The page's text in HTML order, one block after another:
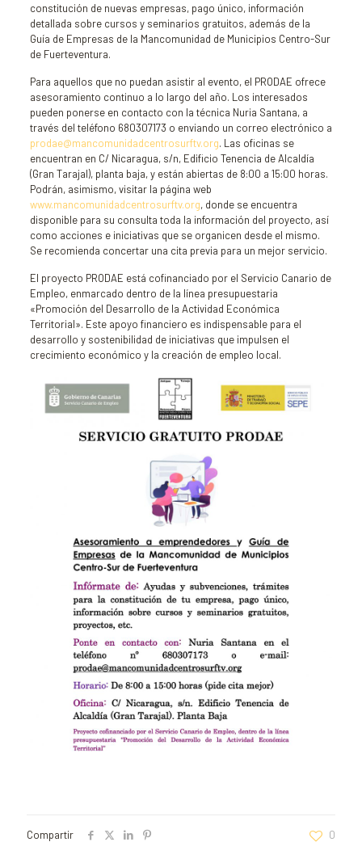
constitución de nuevas empresas, pago único, información
detallada sobre cursos y seminarios gratuitos, además de la
Guía de Empresas de la Mancomunidad de Municipios Centro-Sur
de Fuerteventura.
Para aquellos que no puedan asistir al evento, el PRODAE ofrece
asesoramiento continuo a lo largo del año. Los interesados
pueden ponerse en contacto con la técnica Nuria Santana, a
través del teléfono 680307173 o enviando un correo electrónico a
prodae@mancomunidadcentrosurftv.org. Las oficinas se
encuentran en C/ Nicaragua, s/n, Edificio Tenencia de Alcaldía
(Gran Tarajal), planta baja, y están abiertas de 8:00 a 15:00 horas.
Podrán, asimismo, visitar la página web
www.mancomunidadcentrosurftv.org, donde se encuentra
disponible para su consulta toda la información del proyecto, así
como acciones e iniciativas que se organicen desde el mismo.
Se recomienda concertar una cita previa para un mejor servicio.
El proyecto PRODAE está cofinanciado por el Servicio Canario de
Empleo, enmarcado dentro de la línea presupuestaria
«Promoción del Desarrollo de la Actividad Económica
Territorial». Este apoyo financiero es indispensable para el
desarrollo y sostenibilidad de iniciativas que impulsen el
crecimiento económico y la creación de empleo local.
Compartir 0